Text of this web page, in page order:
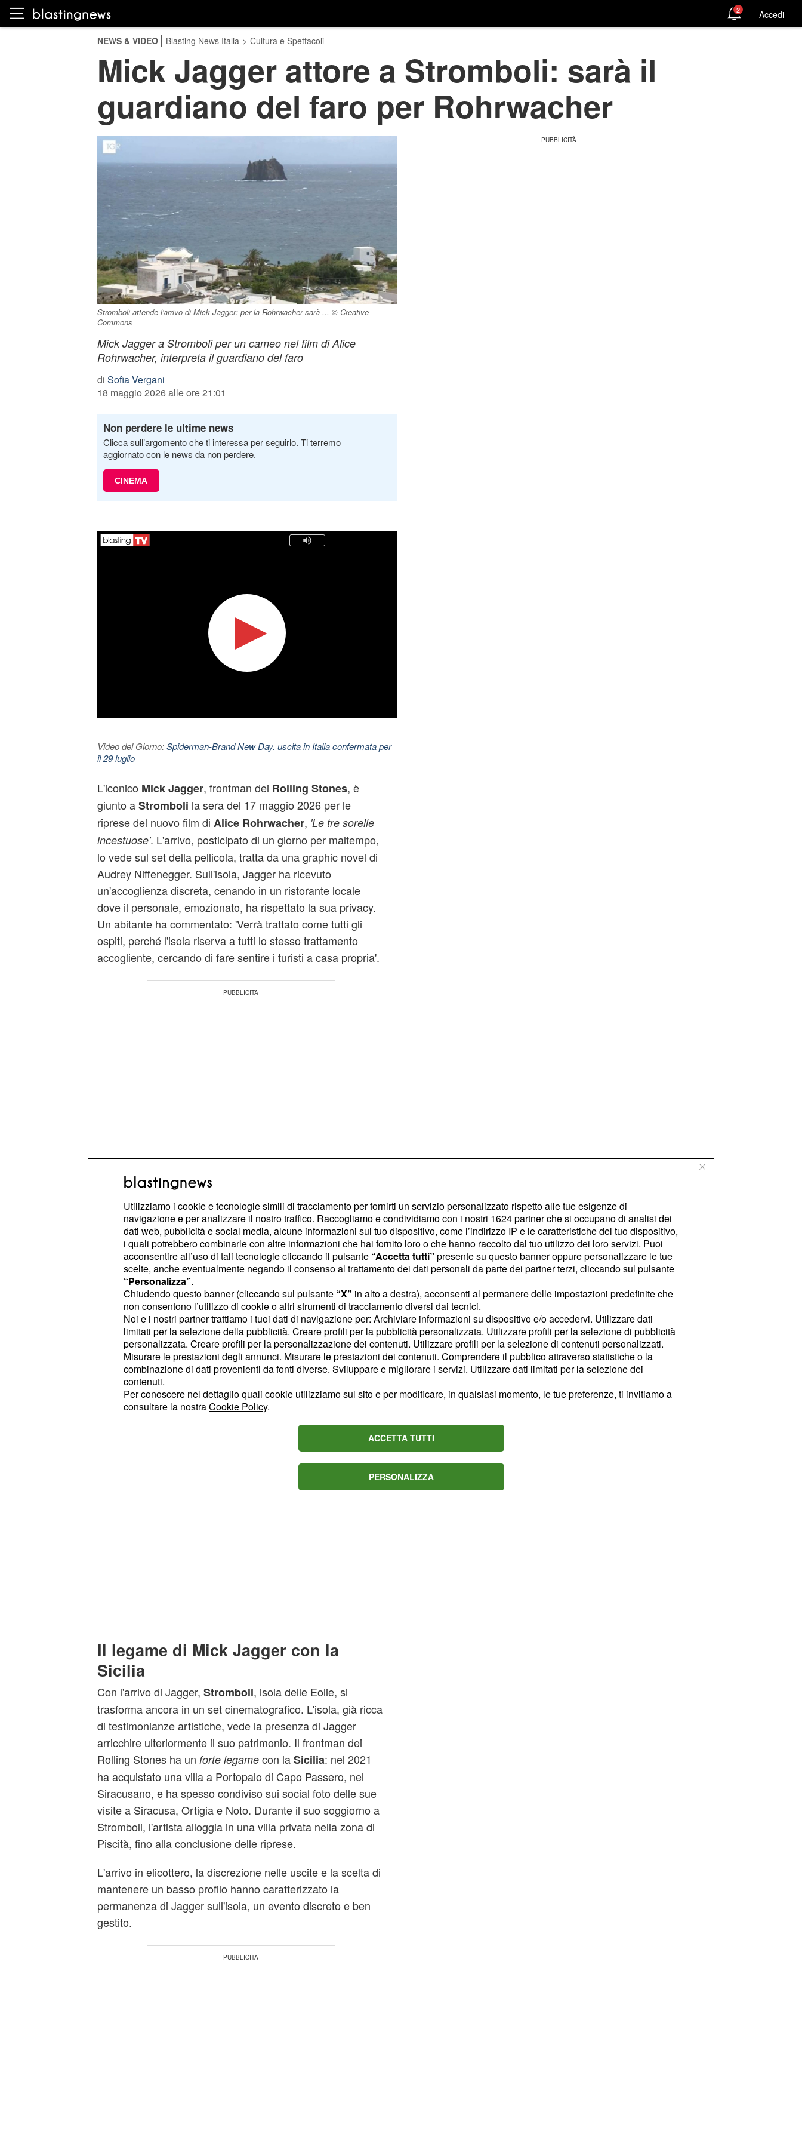
2 Accedi
NEWS & VIDEO Blasting News Italia > Cultura e Spettacoli
Mick Jagger attore a Stromboli: sarà il
guardiano del faro per Rohrwacher
Stromboli attende l'arrivo di Mick Jagger: per la Rohrwacher sarà ... © Creative
Commons
Mick Jagger a Stromboli per un cameo nel film di Alice
Rohrwacher, interpreta il guardiano del faro
di Sofia Vergani
18 maggio 2026 alle ore 21:01
Non perdere le ultime news
Clicca sull’argomento che ti interessa per seguirlo. Ti terremo
aggiornato con le news da non perdere.
CINEMA
Video del Giorno:Spiderman-Brand New Day. uscita in Italia confermata per
il 29 luglio
L'iconico Mick Jagger, frontman dei Rolling Stones, è
giunto aStromboli la sera del 17 maggio 2026 per le
riprese del nuovo film di Alice Rohrwacher, 'Le tre sorelle
incestuose'. L'arrivo, posticipato di un giorno per maltempo,
lo vede sul set della pellicola, tratta da una graphic novel di
Audrey Niffenegger. Sull'isola, Jagger ha ricevuto
un'accoglienza discreta, cenando in un ristorante locale
dove il personale, emozionato, ha rispettato la sua privacy.
Un abitante ha commentato: 'Verrà trattato come tutti gli
ospiti, perché l'isola riserva a tutti lo stesso trattamento
accogliente, cercando di fare sentire i turisti a casa propria'.
Le riprese che lo coinvolgono sono previste fino al 21
maggio e si svolgono in set a cielo aperto, come il cimitero
di Stromboli, mantenuti con massima riservatezza.
Nel film,Mick Jaggerinterpreta ilguardiano del faro di
Strombolicchio, un ruolochiaveper l'inizio della trama. Il
suo personaggio, padre di Kyo (interpretato da Josh
O’Connor), avrà una parte breve, destinato a morire dopo
poche scene, lasciando il centro narrativo alle tre sorelle
protagoniste, interpretate daJessie Buckley,Dakota
JohnsoneSaoirse Ronan. Il cast internazionale, di alto
profilo, include ancheIsabella Rossellini. La
partecipazione di Jagger ha generato notevole interesse tra
gli appassionati dicinemae musica e sull'isola.
Il legame di Mick Jagger con la
Sicilia
Con l'arrivo di Jagger, Stromboli, isola delle Eolie, si
trasforma ancora in un set cinematografico. L'isola, già ricca
di testimonianze artistiche, vede la presenza di Jagger
arricchire ulteriormente il suo patrimonio. Il frontman dei
Rolling Stones ha un forte legamecon laSicilia: nel 2021
ha acquistato una villa a Portopalo di Capo Passero, nel
Siracusano, e ha spesso condiviso sui social foto delle sue
visite a Siracusa, Ortigia e Noto. Durante il suo soggiorno a
Stromboli, l'artista alloggia in una villa privata nella zona di
Piscità, fino alla conclusione delle riprese.
L'arrivo in elicottero, la discrezione nelle uscite e la scelta di
mantenere un basso profilo hanno caratterizzato la
permanenza di Jagger sull'isola, un evento discreto e ben
gestito.
Utilizziamo i cookie e tecnologie simili di tracciamento per fornirti un servizio personalizzato rispetto alle tue esigenze di
navigazione e per analizzare il nostro traffico. Raccogliamo e condividiamo con i nostri 1624partner che si occupano di analisi dei
dati web, pubblicità e social media, alcune informazioni sul tuo dispositivo, come l’indirizzo IP e le caratteristiche del tuo dispositivo,
i quali potrebbero combinarle con altre informazioni che hai fornito loro o che hanno raccolto dal tuo utilizzo dei loro servizi. Puoi
acconsentire all’uso di tali tecnologie cliccando il pulsante “Accetta tutti” presente su questo banner oppure personalizzare le tue
scelte, anche eventualmente negando il consenso al trattamento dei dati personali da parte dei partner terzi, cliccando sul pulsante
“Personalizza”.
Chiudendo questo banner (cliccando sul pulsante “X” in alto a destra), acconsenti al permanere delle impostazioni predefinite che
non consentono l’utilizzo di cookie o altri strumenti di tracciamento diversi dai tecnici.
Noi e i nostri partner trattiamo i tuoi dati di navigazione per: Archiviare informazioni su dispositivo e/o accedervi. Utilizzare dati
limitati per la selezione della pubblicità. Creare profili per la pubblicità personalizzata. Utilizzare profili per la selezione di pubblicità
personalizzata. Creare profili per la personalizzazione dei contenuti. Utilizzare profili per la selezione di contenuti personalizzati.
Misurare le prestazioni degli annunci. Misurare le prestazioni dei contenuti. Comprendere il pubblico attraverso statistiche o la
combinazione di dati provenienti da fonti diverse. Sviluppare e migliorare i servizi. Utilizzare dati limitati per la selezione dei
contenuti.
Per conoscere nel dettaglio quali cookie utilizziamo sul sito e per modificare, in qualsiasi momento, le tue preferenze, ti invitiamo a
consultare la nostraCookie Policy.
ACCETTA TUTTI
PERSONALIZZA